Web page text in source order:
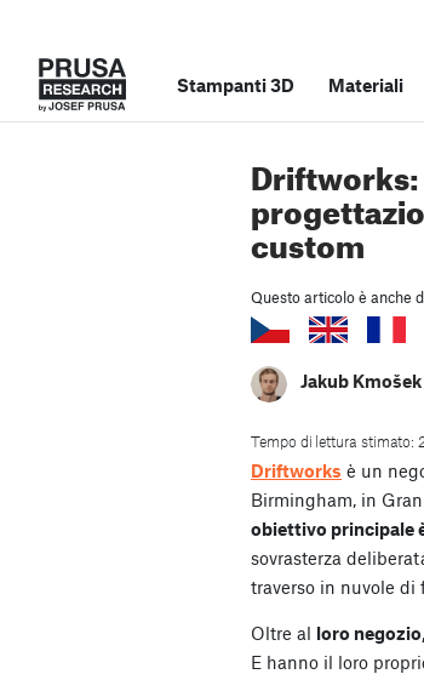
Stampanti 3D Materiali
Driftworks:
custom
Questo articolo è anche
Jakub Kmošek
Tempo di lettura stimato:
Driftworks è un
Birmingham, in
obiettivo principale
sovrasterza
traverso in nuvole di
Oltre al loro
E hanno il loro